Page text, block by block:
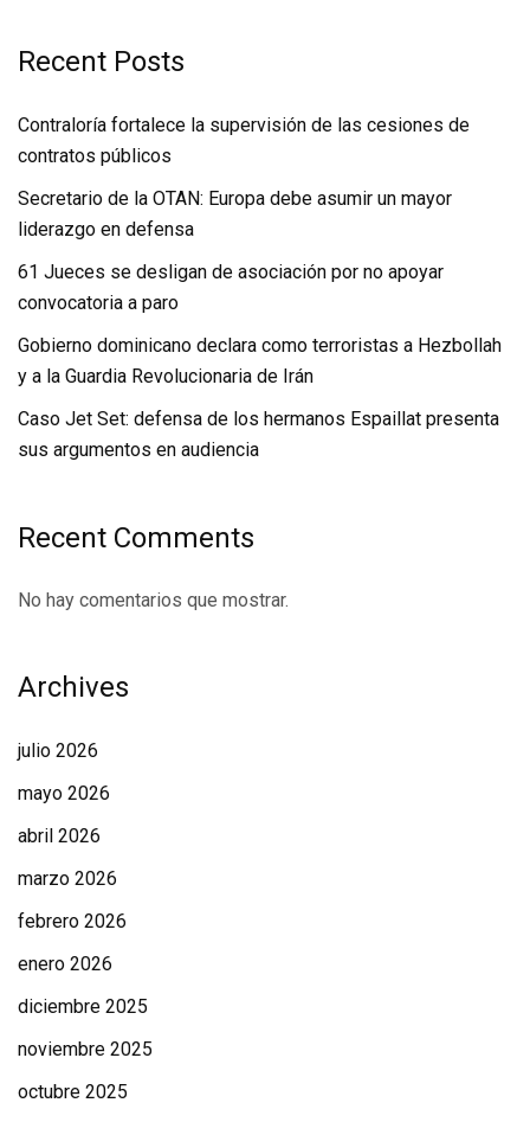
Recent Posts
Contraloría fortalece la supervisión de las cesiones de
contratos públicos
Secretario de la OTAN: Europa debe asumir un mayor
liderazgo en defensa
61 Jueces se desligan de asociación por no apoyar
convocatoria a paro
Gobierno dominicano declara como terroristas a Hezbollah
y a la Guardia Revolucionaria de Irán
Caso Jet Set: defensa de los hermanos Espaillat presenta
sus argumentos en audiencia
Recent Comments
No hay comentarios que mostrar.
Archives
julio 2026
mayo 2026
abril 2026
marzo 2026
febrero 2026
enero 2026
diciembre 2025
noviembre 2025
octubre 2025